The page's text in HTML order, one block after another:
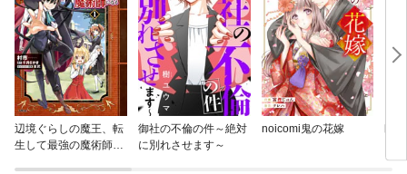
辺境ぐらしの魔王、転
生して最強の魔術師に
御社の不倫の件～絶対
に別れさせます～
noicomi鬼の花嫁